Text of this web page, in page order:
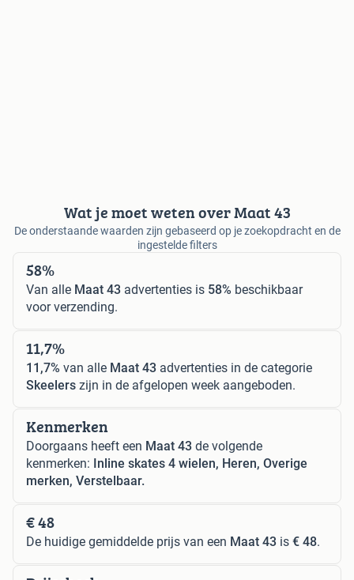
Wat je moet weten over Maat 43
De onderstaande waarden zijn gebaseerd op je zoekopdracht en de
ingestelde filters
58%
Van alle Maat 43 advertenties is 58% beschikbaar
voor verzending.
11,7%
11,7% van alle Maat 43 advertenties in de categorie
Skeelers zijn in de afgelopen week aangeboden.
Kenmerken
Doorgaans heeft een Maat 43 de volgende
kenmerken: Inline skates 4 wielen, Heren, Overige
merken, Verstelbaar.
€ 48
De huidige gemiddelde prijs van een Maat 43 is € 48.